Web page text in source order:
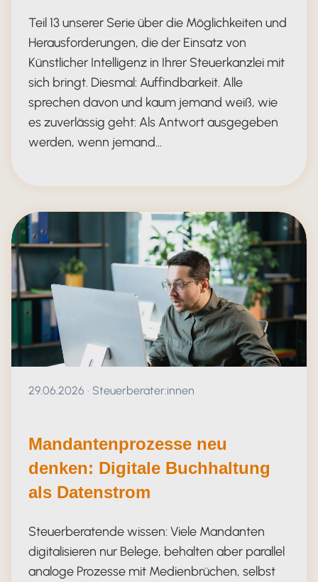
gefunden werden als digitaler
Teil 13 unserer Serie über die Möglichkeiten und
Herausforderungen, die der Einsatz von
Künstlicher Intelligenz in Ihrer Steuerkanzlei mit
sich bringt. Diesmal: Auffindbarkeit. Alle
sprechen davon und kaum jemand weiß, wie
es zuverlässig geht: Als Antwort ausgegeben
werden, wenn jemand…
Veröffentlicht am 29.06.2026
29.06.2026 · Steuerberater:innen
Mandantenprozesse neu
denken: Digitale Buchhaltung
als Datenstrom
Steuerberatende wissen: Viele Mandanten
digitalisieren nur Belege, behalten aber parallel
analoge Prozesse mit Medienbrüchen, selbst